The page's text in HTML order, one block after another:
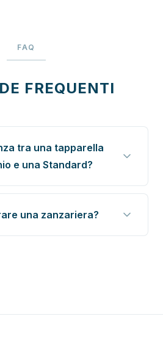
FAQ
FREQUENTI
tra una tapparella
e una Standard?
una zanzariera?